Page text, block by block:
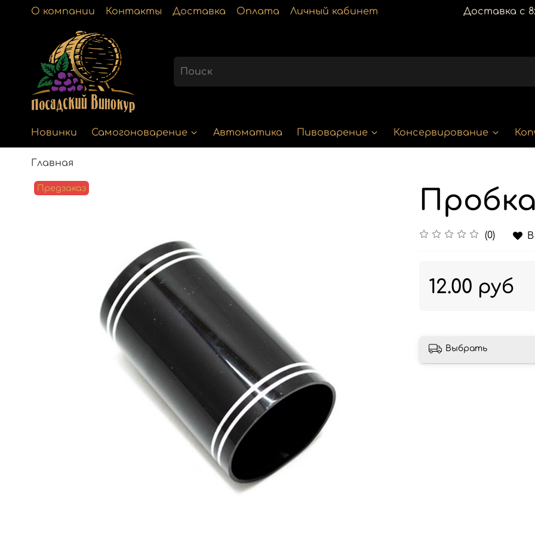
О компании Контакты Доставка Оплата Личный кабинет Доставка с
Новинки Самогоноварение Автоматика Пивоварение Консервирование
Главная
Предзаказ
(0)
12.00 руб
Выбрать